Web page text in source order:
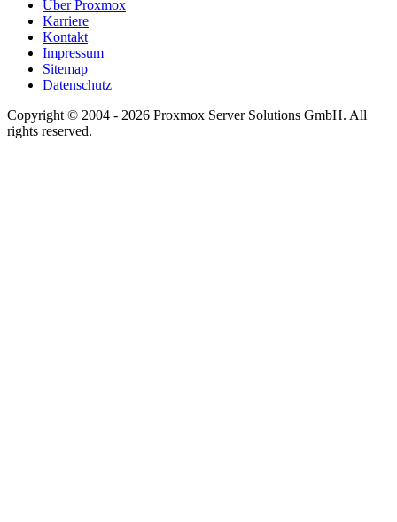
Über Proxmox
Karriere
Kontakt
Impressum
Sitemap
Datenschutz
Copyright © 2004 - 2026 Proxmox Server Solutions GmbH. All
rights reserved.